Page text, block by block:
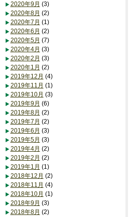
2020年9月 (3)
2020年8月 (2)
2020年7月 (1)
2020年6月 (2)
2020年5月 (7)
2020年4月 (3)
2020年2月 (3)
2020年1月 (2)
2019年12月 (4)
2019年11月 (1)
2019年10月 (3)
2019年9月 (6)
2019年8月 (2)
2019年7月 (2)
2019年6月 (3)
2019年5月 (3)
2019年4月 (2)
2019年2月 (2)
2019年1月 (1)
2018年12月 (2)
2018年11月 (4)
2018年10月 (1)
2018年9月 (3)
2018年8月 (2)